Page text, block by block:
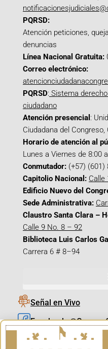
PQRSD:
Atención peticiones,
denuncias
Línea Nacional Gratuita:
Correo electrónico:
PQRSD: Sistema
ciudadano
Atención presencial :
Ciudadana del
Horario de atención al
Lunes a Viernes de 8:00
Conmutador: (+57) (601)
Capitolio Nacional: Calle
Edificio Nuevo del
Sede Administrativa:
Claustro Santa Clara –
Calle 9 No. 8 – 92
Biblioteca Luis Carlos
Carrera 6 # 8–94
Señal en Vivo